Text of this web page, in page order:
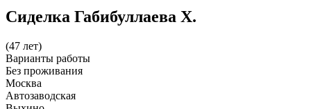
Сиделка Габибуллаева Х.
(47 лет)
Варианты работы
Без проживания
Москва
Автозаводская